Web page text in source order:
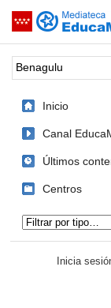
Saltar navegación
Palabra o frase:
Inicio
Canal
Últimos
Centros
Inicia